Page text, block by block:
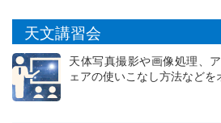
天文講習会
天体写真撮影や画像処理、
ェアの使いこなし方法など